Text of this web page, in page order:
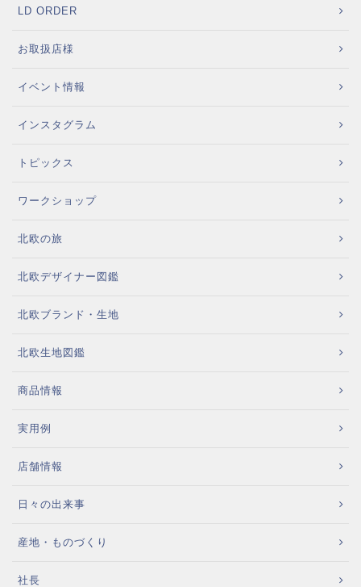
LD ORDER
お取扱店様
イベント情報
インスタグラム
トピックス
ワークショップ
北欧の旅
北欧デザイナー図鑑
北欧ブランド・生地
北欧生地図鑑
商品情報
実用例
店舗情報
日々の出来事
産地・ものづくり
社長